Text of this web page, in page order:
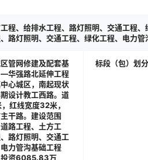
程、给排水工程、路灯照明、交通工程
路灯照明、交通工程、绿化工程、电力管
管网修建及配套基
华强路北延伸工程
心城区，南起现状
设计教工西路。道
红线宽度32米，
干路。建设范围
路工程、土方工
路灯照明、交通工
力管沟基础工程
投资6085.83万
标段（包）划